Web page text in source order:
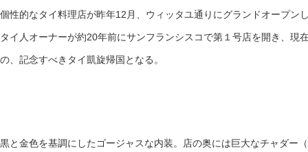
個性的なタイ料理店が昨年12月、ウィッタユ通りにグランドオープン
タイ人オーナーが約20年前にサンフランシスコで第１号店を開き、現
の、記念すべきタイ凱旋帰国となる。
黒と金色を基調にしたゴージャスな内装。店の奥には巨大なチャダー